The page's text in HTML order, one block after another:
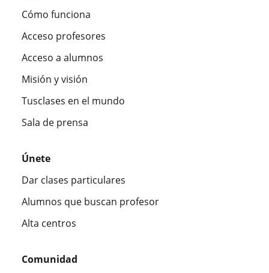
Cómo funciona
Acceso profesores
Acceso a alumnos
Misión y visión
Tusclases en el mundo
Sala de prensa
Únete
Dar clases particulares
Alumnos que buscan profesor
Alta centros
Comunidad